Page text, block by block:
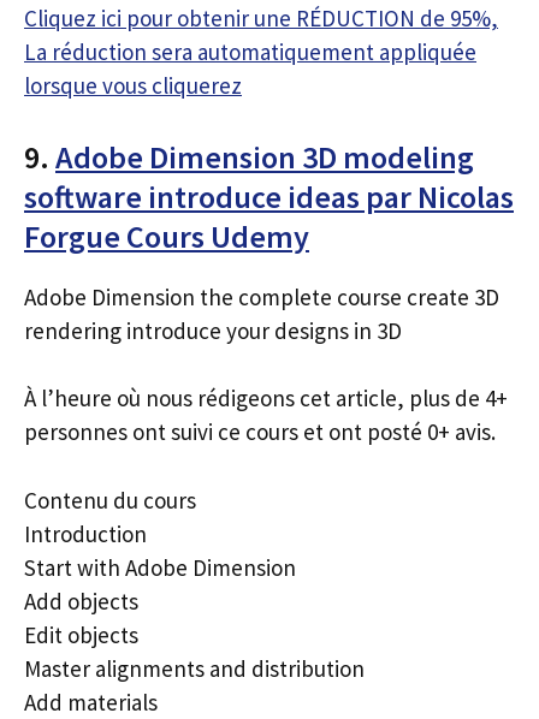
Cliquez ici pour obtenir une RÉDUCTION de 95%,
La réduction sera automatiquement appliquée
lorsque vous cliquerez
9. Adobe Dimension 3D modeling
software introduce ideas par Nicolas
Forgue Cours Udemy
Adobe Dimension the complete course create 3D
rendering introduce your designs in 3D
À l’heure où nous rédigeons cet article, plus de 4+
personnes ont suivi ce cours et ont posté 0+ avis.
Contenu du cours
Introduction
Start with Adobe Dimension
Add objects
Edit objects
Master alignments and distribution
Add materials